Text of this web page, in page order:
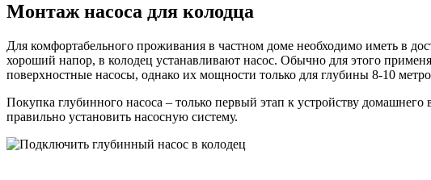
Монтаж насоса для колодца
Для комфортабельного проживания в частном доме необходимо иметь в
хороший напор, в колодец устанавливают насос. Обычно для этого
поверхностные насосы, однако их мощности только для глубины 8-10
Покупка глубинного насоса – только первый этап к устройству
правильно установить насосную систему.